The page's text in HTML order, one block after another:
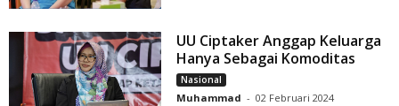
UU Ciptaker Anggap Keluarga
Hanya Sebagai Komoditas
Nasional
Muhammad - 02 Februari 2024